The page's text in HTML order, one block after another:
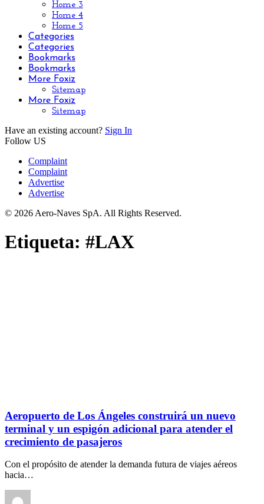
Home 3
Home 4
Home 5
Categories
Categories
Bookmarks
Bookmarks
More Foxiz
Sitemap
More Foxiz
Sitemap
Have an existing account? Sign In
Follow US
Complaint
Complaint
Advertise
Advertise
© 2026 Aero-Naves SpA. All Rights Reserved.
Etiqueta: #LAX
Aeropuerto de Los Ángeles construirá un nuevo
terminal y un espigón adicional para atender el
crecimiento de pasajeros
Con el propósito de atender la demanda futura de viajes aéreos
hacia…